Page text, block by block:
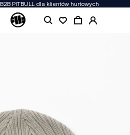
PITBULL dla klientów hurtowych